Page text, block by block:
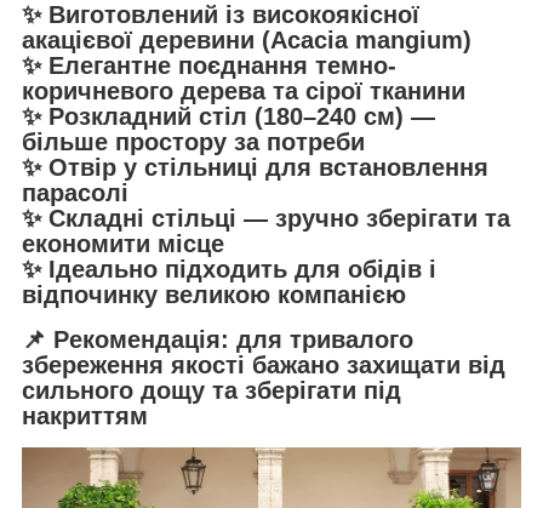
✨ Виготовлений із високоякісної
акацієвої деревини (Acacia mangium)
✨ Елегантне поєднання темно-
коричневого дерева та сірої тканини
✨ Розкладний стіл (180–240 см) —
більше простору за потреби
✨ Отвір у стільниці для встановлення
парасолі
✨ Складні стільці — зручно зберігати та
економити місце
✨ Ідеально підходить для обідів і
відпочинку великою компанією
📌 Рекомендація: для тривалого
збереження якості бажано захищати від
сильного дощу та зберігати під
накриттям